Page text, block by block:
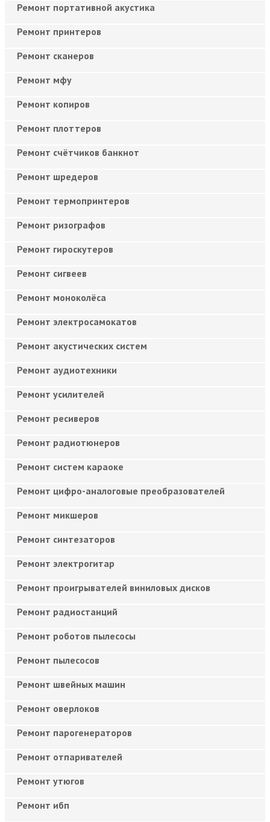
Ремонт портативной акустика
Ремонт принтеров
Ремонт сканеров
Ремонт мфу
Ремонт копиров
Ремонт плоттеров
Ремонт счётчиков банкнот
Ремонт шредеров
Ремонт термопринтеров
Ремонт ризографов
Ремонт гироскутеров
Ремонт сигвеев
Ремонт моноколёса
Ремонт электросамокатов
Ремонт акустических систем
Ремонт аудиотехники
Ремонт усилителей
Ремонт ресиверов
Ремонт радиотюнеров
Ремонт систем караоке
Ремонт цифро-аналоговые преобразователей
Ремонт микшеров
Ремонт синтезаторов
Ремонт электрогитар
Ремонт проигрывателей виниловых дисков
Ремонт радиостанций
Ремонт роботов пылесосы
Ремонт пылесосов
Ремонт швейных машин
Ремонт оверлоков
Ремонт парогенераторов
Ремонт отпаривателей
Ремонт утюгов
Ремонт ибп